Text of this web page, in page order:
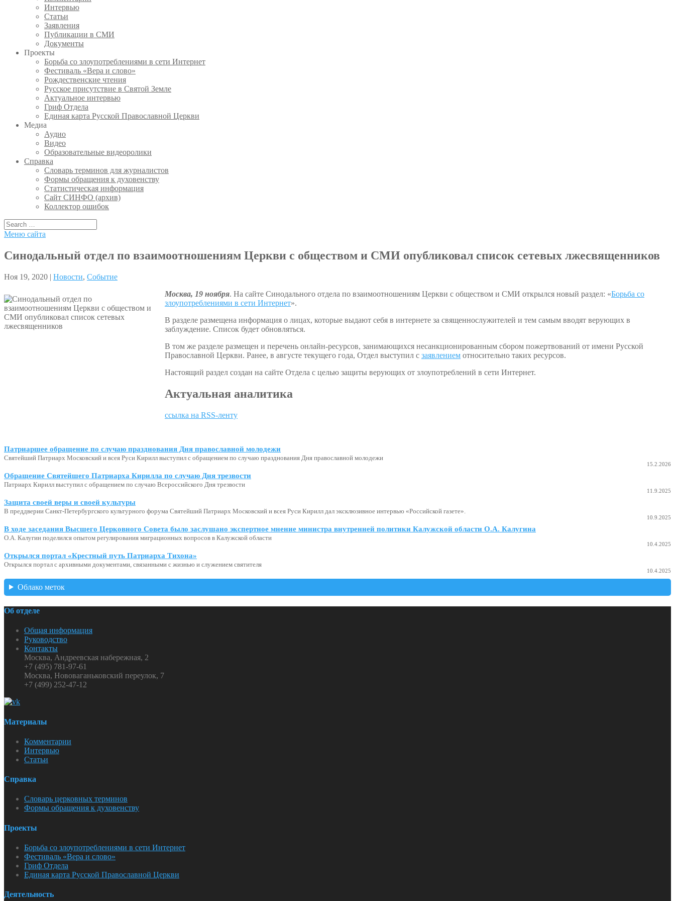
Интервью
Статьи
Заявления
Публикации в СМИ
Документы
Проекты
Борьба со злоупотреблениями в сети Интернет
Фестиваль «Вера и слово»
Рождественские чтения
Русское присутствие в Святой Земле
Актуальное интервью
Гриф Отдела
Единая карта Русской Православной Церкви
Медиа
Аудио
Видео
Образовательные видеоролики
Справка
Словарь терминов для журналистов
Формы обращения к духовенству
Статистическая информация
Сайт СИНФО (архив)
Коллектор ошибок
Меню сайта
Синодальный отдел по взаимоотношениям Церкви с обществом и СМИ опубликовал список сетевых лжесвященников
Ноя 19, 2020 | Новости, Событие
Москва, 19 ноября. На сайте Синодального отдела по взаимоотношениям Церкви с обществом и СМИ открылся новый раздел: «Борьба со
злоупотреблениями в сети Интернет».
В разделе размещена информация о лицах, которые выдают себя в интернете за священнослужителей и тем самым вводят верующих в
заблуждение. Список будет обновляться.
В том же разделе размещен и перечень онлайн-ресурсов, занимающихся несанкционированным сбором пожертвований от имени Русской
Православной Церкви. Ранее, в августе текущего года, Отдел выступил с заявлением относительно таких ресурсов.
Настоящий раздел создан на сайте Отдела с целью защиты верующих от злоупотреблений в сети Интернет.
Актуальная аналитика
ссылка на RSS-ленту
Патриаршее обращение по случаю празднования Дня православной молодежи
Святейший Патриарх Московский и всея Руси Кирилл выступил с обращением по случаю празднования Дня православной молодежи
15.2.2026
Обращение Святейшего Патриарха Кирилла по случаю Дня трезвости
Патриарх Кирилл выступил с обращением по случаю Всероссийского Дня трезвости
11.9.2025
Защита своей веры и своей культуры
В преддверии Санкт-Петербургского культурного форума Святейший Патриарх Московский и всея Руси Кирилл дал эксклюзивное интервью «Российской газете».
10.9.2025
В ходе заседания Высшего Церковного Совета было заслушано экспертное мнение министра внутренней политики Калужской области О.А. Калугина
О.А. Калугин поделился опытом регулирования миграционных вопросов в Калужской области
10.4.2025
Открылся портал «Крестный путь Патриарха Тихона»
Открылся портал с архивными документами, связанными с жизнью и служением святителя
10.4.2025
Облако меток
Об отделе
Общая информация
Руководство
Контакты
Москва, Андреевская набережная, 2
+7 (495) 781-97-61
Москва, Нововаганьковский переулок, 7
+7 (499) 252-47-12
Материалы
Комментарии
Интервью
Статьи
Справка
Словарь церковных терминов
Формы обращения к духовенству
Проекты
Борьба со злоупотреблениями в сети Интернет
Фестиваль «Вера и слово»
Гриф Отдела
Единая карта Русской Православной Церкви
Деятельность